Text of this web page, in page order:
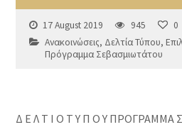
17 August 2019 945
0
Ανακοινώσεις, Δελτία Τύπου,
Πρόγραμμα Σεβασμιωτάτου
Δ Ε Λ Τ Ι Ο Τ Υ Π Ο Υ ΠΡΟΓΡΑΜΜΑ